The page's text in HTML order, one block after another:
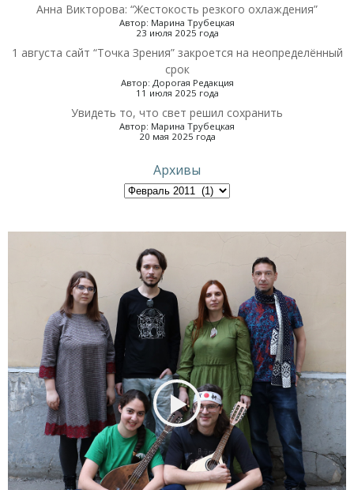
Анна Викторова: “Жестокость резкого охлаждения”
Автор: Марина Трубецкая
23 июля 2025 года
1 августа сайт “Точка Зрения” закроется на неопределённый
срок
Автор: Дорогая Редакция
11 июля 2025 года
Увидеть то, что свет решил сохранить
Автор: Марина Трубецкая
20 мая 2025 года
Архивы